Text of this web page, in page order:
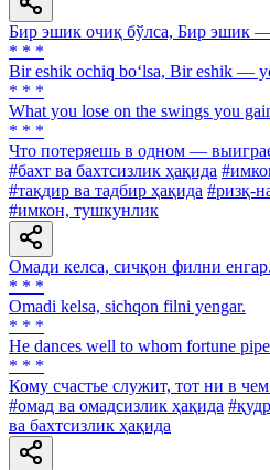
Бир эшик очиқ бўлса, Бир эшик
* * *
Bir eshik ochiq bo‘lsa, Bir eshik —
* * *
What you lose on the swings you
* * *
Что потеряешь в одном —
#бахт ва бахтсизлик ҳақида
#тақдир ва тадбир ҳақида #ризқ-
#имкон, тушкунлик
Омади келса, сичқон филни енгар.
* * *
Omadi kelsa, sichqon filni yengar.
* * *
Не dances well to whom fortune
* * *
Кому счастье служит, тот ни в
#омад ва омадсизлик ҳақида
ва бахтсизлик ҳақида